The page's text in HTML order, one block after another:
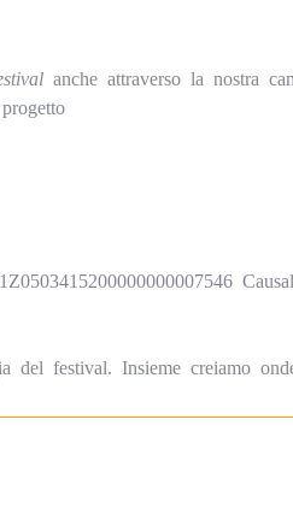
anche attraverso la nostra
del festival. Insieme creiamo